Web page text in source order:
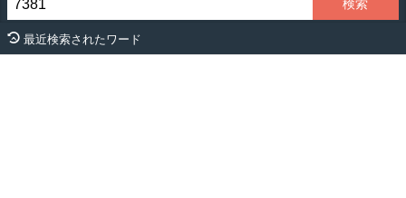
最近検索されたワード